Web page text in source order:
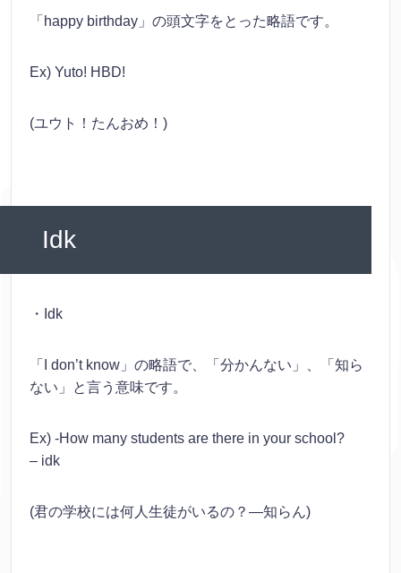
「happy birthday」の頭文字をとった略語です。
Ex) Yuto! HBD!
(ユウト！たんおめ！)
Idk
・Idk
「I don’t know」の略語で、「分かんない」、「知ら
ない」と言う意味です。
Ex) -How many students are there in your school?
– idk
(君の学校には何人生徒がいるの？―知らん)